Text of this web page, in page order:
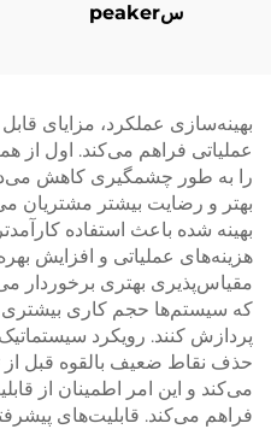
سpeaker
بهینه‌سازی عملکرد، مزایای
عملیاتی فراهم می‌کند. اول از
را به طور چشمگیری کاهش
بهتر و رضایت بیشتر مشتریان
بهینه شده باعث استفاده
هزینه‌های عملیاتی و افزایش
مقیاس‌پذیری بهتری برخوردار
که سیستم‌ها حجم کاری بیشتری
پردازش کنند. رویکرد
حذف نقاط ضعیف بالقوه قبل از
می‌کند و این امر اطمینان از
فراهم می‌کند. قابلیت‌های